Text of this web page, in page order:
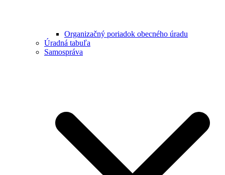
Organizačný poriadok obecného úradu
Úradná tabuľa
Samospráva